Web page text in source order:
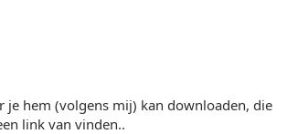
je hem (volgens mij) kan downloaden, die
link van vinden..